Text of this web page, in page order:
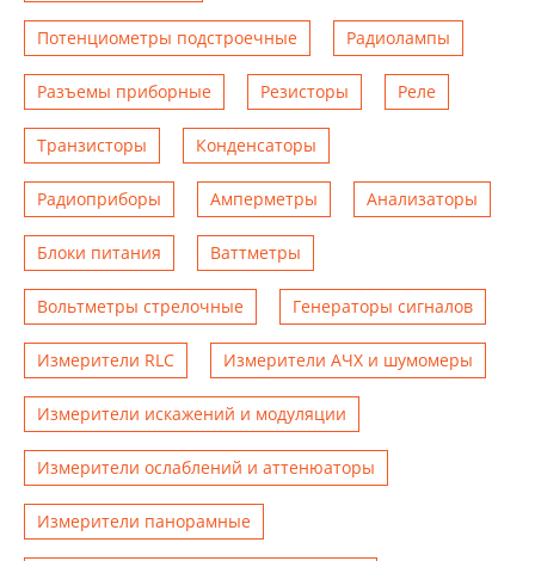
Потенциометры подстроечные Радиолампы
Разъемы приборные Резисторы Реле
Транзисторы Конденсаторы
Радиоприборы Амперметры Анализаторы
Блоки питания Ваттметры
Вольтметры стрелочные Генераторы сигналов
Измерители RLC Измерители АЧХ и шумомеры
Измерители искажений и модуляции
Измерители ослаблений и аттенюаторы
Измерители панорамные